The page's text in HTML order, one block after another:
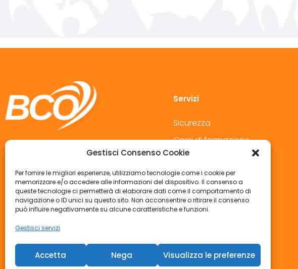
Gestisci Consenso Cookie
Per fornire le migliori esperienze, utilizziamo tecnologie come i cookie per
memorizzare e/o accedere alle informazioni del dispositivo. Il consenso a
queste tecnologie ci permetterà di elaborare dati come il comportamento di
navigazione o ID unici su questo sito. Non acconsentire o ritirare il consenso
può influire negativamente su alcune caratteristiche e funzioni.
Gestisci servizi
Accetta Nega Visualizza le preferenze
bcoconsulting@pec.it
Viale Lombardia 20 - 20131 Milano MI
Servizi
Sicurezza
Corsi di formazione
Privacy
Medicina del lavoro
Consulenza